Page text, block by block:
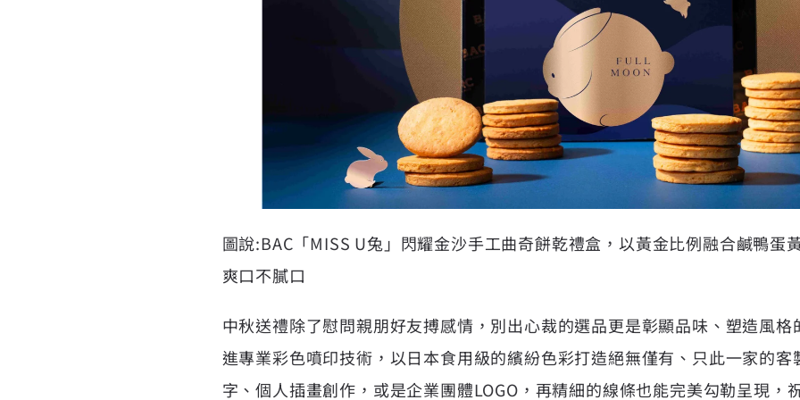
圖說:BAC「MISS U兔」閃耀金沙手工曲奇餅乾禮盒，以黃金比例融合鹹鴨蛋
爽口不膩口
中秋送禮除了慰問親朋好友搏感情，別出心裁的選品更是彰顯品味、塑造風格
進專業彩色噴印技術，以日本食用級的繽紛色彩打造絕無僅有、只此一家的
字、個人插畫創作，或是企業團體LOGO，再精細的線條也能完美勾勒呈現，